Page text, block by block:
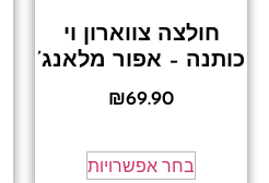
חולצה צווארון וי
כותנה – אפור מלאנג’
₪69.90
בחר אפשרויות